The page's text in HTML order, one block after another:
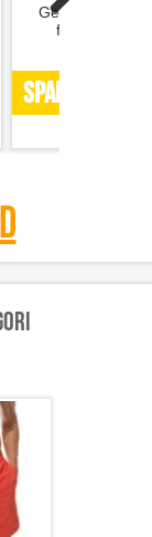
Gem minderne
fotobog fra
SPAR 49%